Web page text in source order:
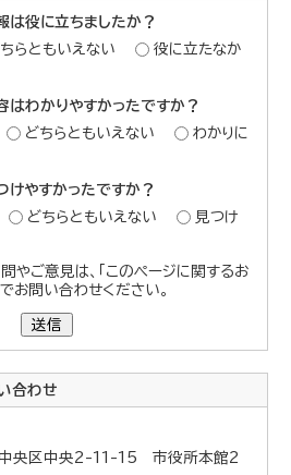
は役に立ちましたか？
らともいえない
役に立たなか
はわかりやすかったですか？
どちらともいえない
わかりに
けやすかったですか？
どちらともいえない
見つけ
やご意見は、「このページに関するお
お問い合わせください。
送信
合わせ
央区中央2-11-15 市役所本館2